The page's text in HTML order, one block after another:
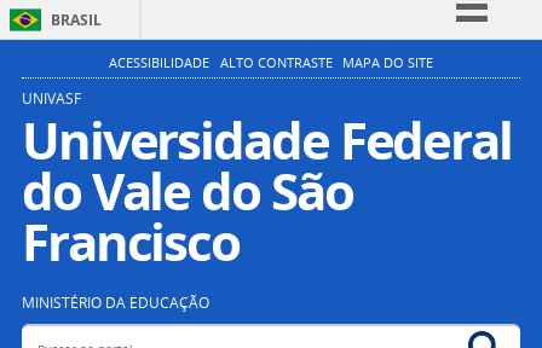
BRASIL
Simplifique!
Participe
Acesso à informação
Legislação
ACESSIBILIDADE ALTO CONTRASTE MAPA DO SITE
UNIVASF
Universidade Federal
do Vale do São
Francisco
MINISTÉRIO DA EDUCAÇÃO
Buscar no portal